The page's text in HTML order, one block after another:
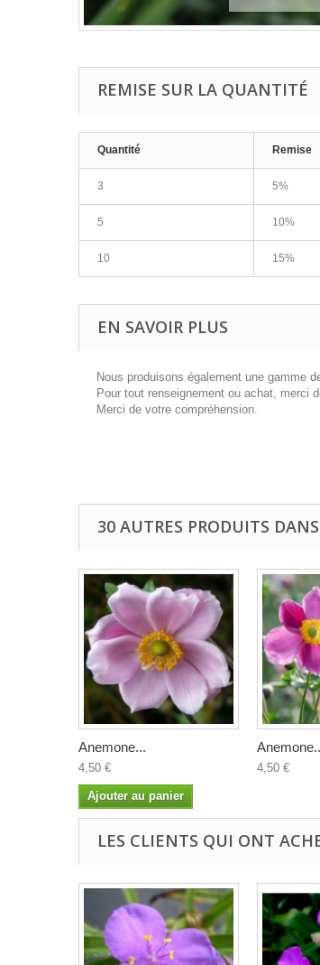
REMISE SUR LA QUANTITÉ
Quantité Remise
3 5%
5 10%
10 15%
EN SAVOIR PLUS
Nous produisons également une gamme
Pour tout renseignement ou achat, merci
Merci de votre compréhension.
30 AUTRES PRODUITS
Anemone...
4,50 €
Ajouter au panier
4,50 €
LES CLIENTS QUI ONT